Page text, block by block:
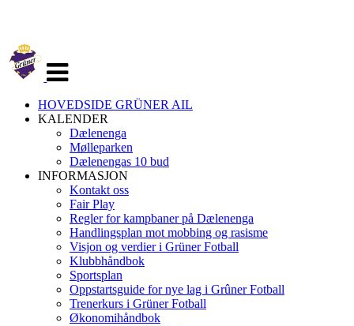
navigasjon
HOVEDSIDE GRÜNER AIL
KALENDER
Dælenenga
Mølleparken
Dælenengas 10 bud
INFORMASJON
Kontakt oss
Fair Play
Regler for kampbaner på Dælenenga
Handlingsplan mot mobbing og rasisme
Visjon og verdier i Grüner Fotball
Klubbhåndbok
Sportsplan
Oppstartsguide for nye lag i Grûner Fotball
Trenerkurs i Grüner Fotball
Økonomihåndbok